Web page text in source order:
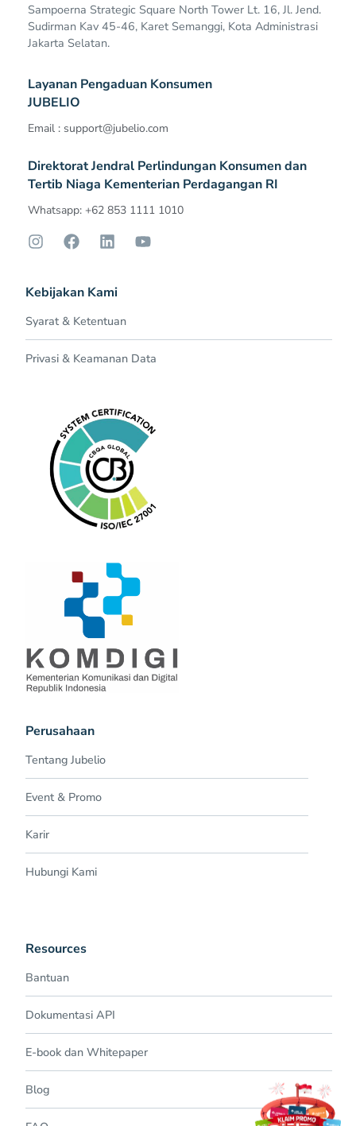
Sampoerna Strategic Square North Tower Lt. 16, Jl. Jend.
Sudirman Kav 45-46, Karet Semanggi, Kota Administrasi
Jakarta Selatan.
Layanan Pengaduan Konsumen
JUBELIO
Email : support@jubelio.com
Direktorat Jendral Perlindungan Konsumen dan
Tertib Niaga Kementerian Perdagangan RI
Whatsapp: +62 853 1111 1010
Kebijakan Kami
Syarat & Ketentuan
Privasi & Keamanan Data
Perusahaan
Tentang Jubelio
Event & Promo
Karir
Hubungi Kami
Resources
Bantuan
Dokumentasi API
E-book dan Whitepaper
Blog